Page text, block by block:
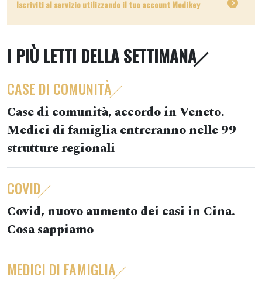
Iscriviti al servizio utilizzando il tuo account Medikey
I PIÙ LETTI DELLA SETTIMANA
CASE DI COMUNITÀ
Case di comunità, accordo in Veneto.
Medici di famiglia entreranno nelle 99
strutture regionali
COVID
Covid, nuovo aumento dei casi in Cina.
Cosa sappiamo
MEDICI DI FAMIGLIA